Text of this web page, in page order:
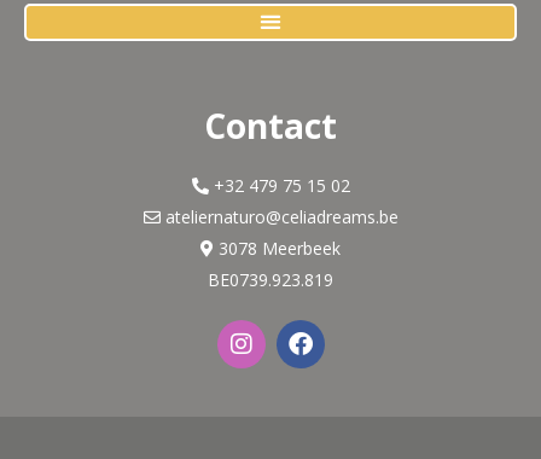
Contact
+32 479 75 15 02
ateliernaturo@celiadreams.be
3078 Meerbeek
BE0739.923.819
I
n
s
F
a
c